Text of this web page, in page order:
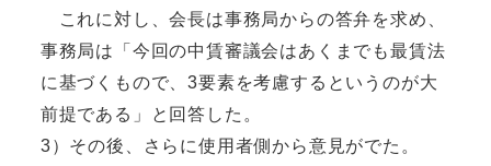
これに対し、会長は事務局からの答弁を求め、
事務局は「今回の中賃審議会はあくまでも最賃法
に基づくもので、3要素を考慮するというのが大
前提である」と回答した。
3）その後、さらに使用者側から意見がでた。